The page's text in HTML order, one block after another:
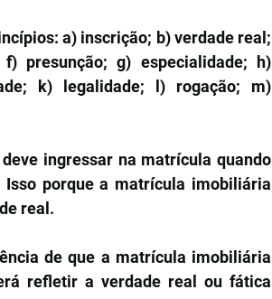
a) inscrição; b) verdade real;
presunção; g) especialidade; h)
k) legalidade; l) rogação; m)
ingressar na matrícula quando
porque a matrícula imobiliária
real.
de que a matrícula imobiliária
refletir a verdade real ou fática